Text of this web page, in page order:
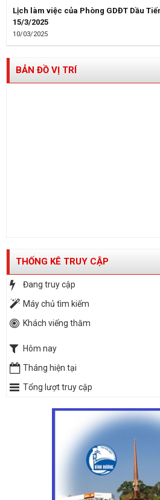
Lịch làm việc của Phòng GDĐT Dầu
15/3/2025
10/03/2025
BẢN ĐỒ VỊ TRÍ
THỐNG KÊ TRUY CẬP
Đang truy cập
Máy chủ tìm kiếm
Khách viếng thăm
Hôm nay
Tháng hiện tại
Tổng lượt truy cập